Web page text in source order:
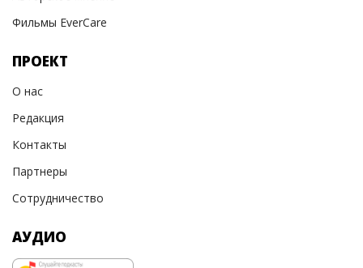
Фильмы EverCare
ПРОЕКТ
О нас
Редакция
Контакты
Партнеры
Сотрудничество
АУДИО